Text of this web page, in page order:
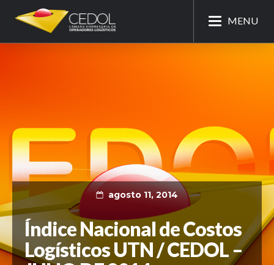
MENU
agosto 11, 2014
Índice Nacional de Costos
Logísticos UTN / CEDOL –